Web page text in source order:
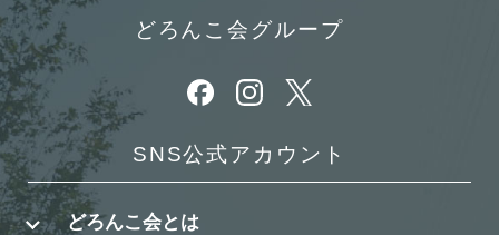
どろんこ会グループ
別ウィンドウで開きます
別ウィンドウで開きます
別ウィンドウで開きます
SNS公式アカウント
どろんこ会とは